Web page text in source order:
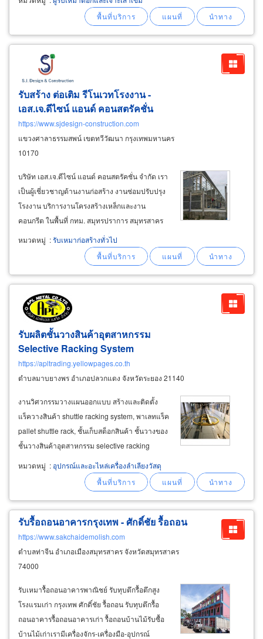
ความมั่นคงระยะยาว รับตอกเสาเข็มไมโครไพล์
ไอ18, ไอ22, ไอ26 เหมาะกับงานต่อเติมและพื้นที่
จำกัด
รับสร้าง ต่อเติม รีโนเวทโรงงาน -
เอส.เจ.ดีไซน์ แอนด์ คอนสตรัคชั่น
https://www.sjdesign-construction.com
แขวงศาลาธรรมสพน์ เขตทวีวัฒนา กรุงเทพมหานคร
10170
บริษัท เอส.เจ.ดีไซน์ แอนด์ คอนสตรัคชั่น จำกัด เรา
เป็นผู้เชี่ยวชาญด้านงานก่อสร้าง งานซ่อมปรับปรุง
โรงงาน บริการงานโครงสร้างเหล็กและงาน
คอนกรีต ในพื้นที่ กทม. สมุทรปราการ สมุทรสาคร
นครปฐม ปทุมธานี นนทบุรี มีความเข้าใจความ
ต้องการของลูกค้า รับงานและส่งมอบงานตรงเวลา
ไม่รบกวนการผลิตของโรงงาน ในการสร้างหรือ
ซ่อมคำนึงถึงกฏระเบียบของโรงงานและความ
ปลอดภัยในการปฏิบัติหน้าที่
หมวดหมู่ :รับเหมาก่อสร้างทั่วไป
รับผลิตชั้นวางสินค้าอุตสาหกรรม
Selective Racking System
https://apltrading.yellowpages.co.th
ตำบลมาบยางพร อำเภอปลวกแดง จังหวัดระยอง 21140
งานวิศวกรรมวางแผนออกแบบ สร้างและติดตั้ง
แร็ควางสินค้า shuttle racking system, พาเลทแร็ค
pallet shuttle rack, ชั้นเก็บสต็อกสินค้า ชั้นวางของ
ชั้นวางสินค้าอุตสาหกรรม selective racking
system ชั้นเก็บชิ้นส่วนอะไหล่ยานยนต์ อะไหล่
สินค้าอุตสาหกรรม สำรวจพื้นที่ รับฟังความ
ต้องการของลูกค้า และรับฟังปัญหาของลูกค้า
หมวดหมู่ : อุปกรณ์และอะไหล่เครื่องลำเลียงวัสดุ
รับรื้อถอนอาคารกรุงเทพ - ศักดิ์ชัย รื้อถอน
https://www.sakchaidemolish.com
ตำบลท่าจีน อำเภอเมืองสมุทรสาคร จังหวัดสมุทรสาคร
74000
รับเหมารื้อถอนอาคารพาณิชย์ รับทุบตึกรื้อตึกสูง
โรงแรมเก่า กรุงเทพ ศักดิ์ชัย รื้อถอน รับทุบตึกรื้อ
ถอนอาคารรื้อถอนอาคารเก่า รื้อถอนบ้านไม้รับซื้อ
บ้านไม้เก่าเรามีเครื่องจักร-เครื่องมือ-อุปกรณ์